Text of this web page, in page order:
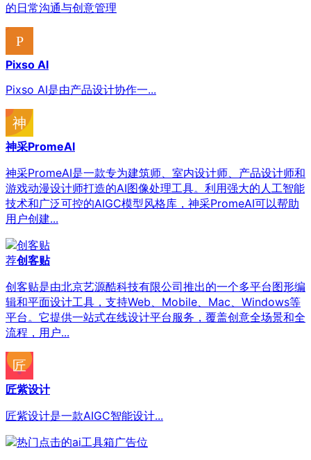
的日常沟通与创意管理
Pixso AI
Pixso AI是由产品设计协作一...
神采PromeAI
神采PromeAI是一款专为建筑师、室内设计师、产品设计师和
游戏动漫设计师打造的AI图像处理工具。利用强大的人工智能
技术和广泛可控的AIGC模型风格库，神采PromeAI可以帮助
用户创建...
荐创客贴
创客贴是由北京艺源酷科技有限公司推出的一个多平台图形编
辑和平面设计工具，支持Web、Mobile、Mac、Windows等
平台。它提供一站式在线设计平台服务，覆盖创意全场景和全
流程，用户...
匠紫设计
匠紫设计是一款AIGC智能设计...